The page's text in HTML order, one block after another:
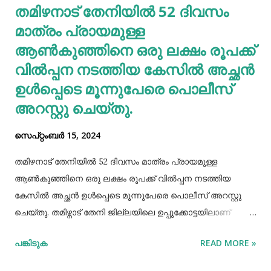
തടസപ്പെടുത്തും. നല്ല ഭക്ഷണം, വെള്ളം കുടിയ്ക്കുക, നല്ല
ഉറക്കം എന്നിവ മു...
തമിഴനാട് തേനിയില്‍ 52 ദിവസം
മാത്രം പ്രായമുള്ള
ആണ്‍കുഞ്ഞിനെ ഒരു ലക്ഷം രൂപക്ക്
വില്‍പ്പന നടത്തിയ കേസില്‍ അച്ഛൻ
ഉള്‍പ്പെടെ മൂന്നുപേരെ പൊലീസ്
അറസ്റ്റു ചെയ്തു.
സെപ്റ്റംബർ 15, 2024
തമിഴനാട് തേനിയില്‍ 52 ദിവസം മാത്രം പ്രായമുള്ള
ആണ്‍കുഞ്ഞിനെ ഒരു ലക്ഷം രൂപക്ക് വില്‍പ്പന നടത്തിയ
കേസില്‍ അച്ഛൻ ഉള്‍പ്പെടെ മൂന്നുപേരെ പൊലീസ് അറസ്റ്റു
ചെയ്തു. തമിഴ്നാട് തേനി ജില്ലയിലെ ഉപ്പുക്കോട്ടയിലാണ്
സ്വദേശികളായ ദമ്ബതികളുമാണ് അറസ്റ്റിലായത്. തേനി
പങ്കിടുക READ MORE »